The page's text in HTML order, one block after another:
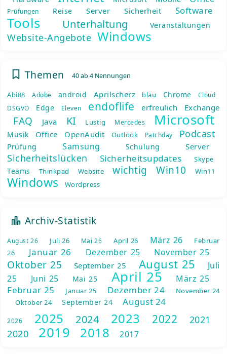
Prüfungen Reise Server Sicherheit Software
Tools Unterhaltung Veranstaltungen
Website-Angebote Windows
Themen 40 ab 4 Nennungen
Abi88 Adobe android Aprilscherz blau Chrome
Cloud
DSGVO
Edge Eleven endoflife erfreulich Exchange
FAQ Java KI Lustig Mercedes Microsoft
Musik Office OpenAudit Outlook Patchday Podcast
Prüfung Samsung Schulung Server
Sicherheitslücken Sicherheitsupdates Skype
Teams Thinkpad Website wichtig Win10 Win11
Windows Wordpress
Archiv-Statistik
August 26 Juli 26 Mai 26 April 26 März 26
Februar
26
Januar 26 Dezember 25 November 25
Oktober 25 September 25 August 25
Juli
25
Juni 25 Mai 25 April 25 März 25
Februar 25 Januar 25 Dezember 24
November 24
Oktober 24
September 24 August 24
2026 2025 2024 2023 2022
2021
2020
2019 2018 2017